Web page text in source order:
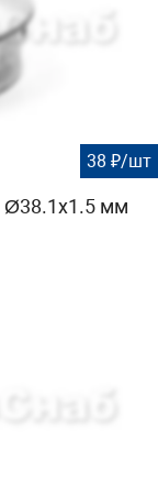
38 ₽/шт
Ø38.1х1.5 мм